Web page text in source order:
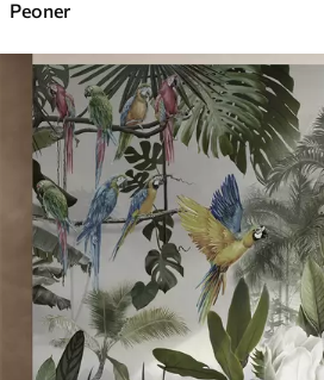
Peoner